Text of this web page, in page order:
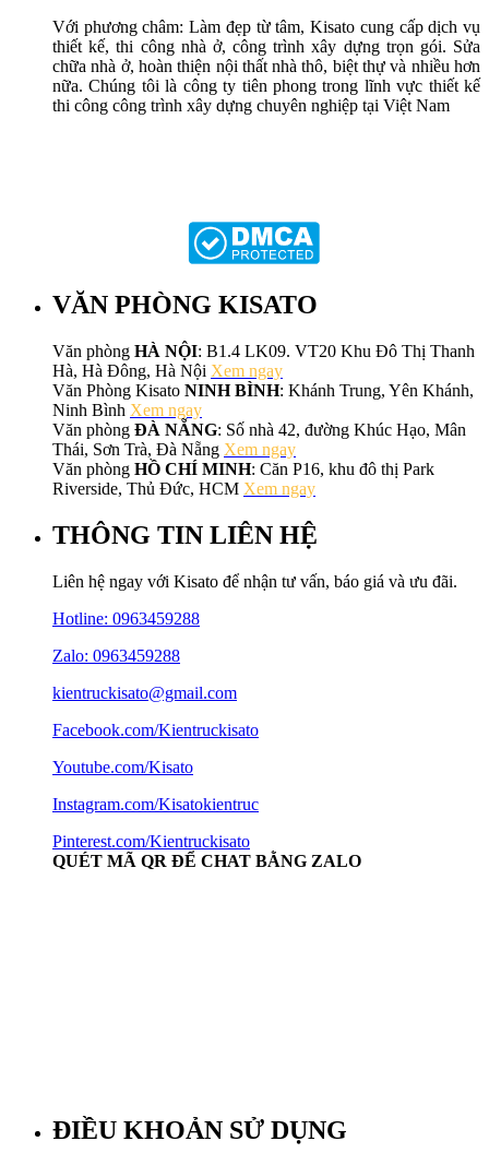
Với phương châm: Làm đẹp từ tâm, Kisato cung cấp dịch vụ
thiết kế, thi công nhà ở, công trình xây dựng trọn gói. Sửa
chữa nhà ở, hoàn thiện nội thất nhà thô, biệt thự và nhiều hơn
nữa. Chúng tôi là công ty tiên phong trong lĩnh vực thiết kế
thi công công trình xây dựng chuyên nghiệp tại Việt Nam
VĂN PHÒNG KISATO
Văn phòng HÀ NỘI: B1.4 LK09. VT20 Khu Đô Thị Thanh
Hà, Hà Đông, Hà Nội Xem ngay
Văn Phòng Kisato NINH BÌNH: Khánh Trung, Yên Khánh,
Ninh Bình Xem ngay
Văn phòng ĐÀ NẴNG: Số nhà 42, đường Khúc Hạo, Mân
Thái, Sơn Trà, Đà Nẵng Xem ngay
Văn phòng HỒ CHÍ MINH: Căn P16, khu đô thị Park
Riverside, Thủ Đức, HCM Xem ngay
THÔNG TIN LIÊN HỆ
Liên hệ ngay với Kisato để nhận tư vấn, báo giá và ưu đãi.
Hotline: 0963459288
Zalo: 0963459288
kientruckisato@gmail.com
Facebook.com/Kientruckisato
Youtube.com/Kisato
Instagram.com/Kisatokientruc
Pinterest.com/Kientruckisato
QUÉT MÃ QR ĐỂ CHAT BẰNG ZALO
ĐIỀU KHOẢN SỬ DỤNG